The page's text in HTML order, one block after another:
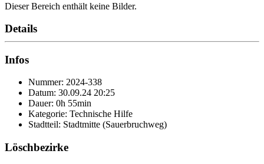
Dieser Bereich enthält keine Bilder.
Details
Infos
Nummer: 2024-338
Datum: 30.09.24 20:25
Dauer: 0h 55min
Kategorie: Technische Hilfe
Stadtteil: Stadtmitte (Sauerbruchweg)
Löschbezirke